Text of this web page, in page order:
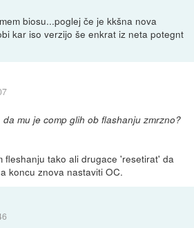
biosu...poglej če je kkšna nova
kar iso verzijo še enkrat iz neta potegnt
mu je comp glih ob flashanju zmrzno?
fleshanju tako ali drugace 'resetirat' da
koncu znova nastaviti OC.